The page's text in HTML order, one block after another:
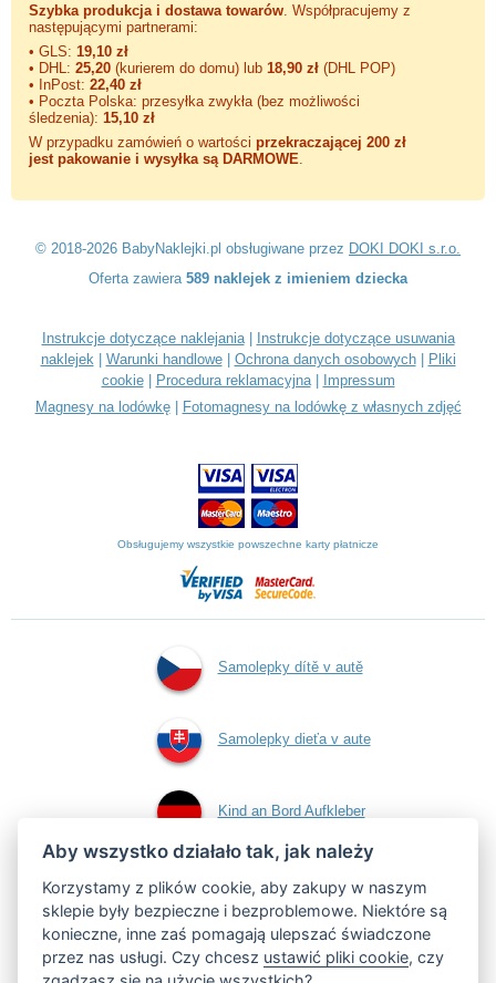
Szybka produkcja i dostawa towarów . Współpracujemy z
następującymi partnerami:
• GLS: 19,10 zł
• DHL: 25,20 (kurierem do domu) lub 18,90 zł (DHL POP)
• InPost: 22,40 zł
• Poczta Polska: przesyłka zwykła (bez możliwości
śledzenia): 15,10 zł
W przypadku zamówień o wartości przekraczającej 200 zł
jest pakowanie i wysyłka są DARMOWE
© 2018-2026 BabyNaklejki.pl obsługiwane przez DOKI DOKI s.r.o.
Oferta zawiera 589 naklejek z imieniem dziecka
Instrukcje dotyczące naklejania|
Instrukcje dotyczące usuwania
naklejek| Warunki handlowe| Ochrona danych osobowych|
Pliki
cookie| Procedura reklamacyjna|
Impressum
Magnesy na lodówkę| Fotomagnesy na lodówkę z własnych zdjęć
Obsługujemy wszystkie powszechne karty płatnicze
Samolepky dítě v autě
Samolepky dieťa v aute
Kind an Bord Aufkleber
Naklejki dziecko w
aucie
Aby wszystko działało tak, jak należy
Korzystamy z plików cookie, aby zakupy w naszym
sklepie były bezpieczne i bezproblemowe. Niektóre są
konieczne, inne zaś pomagają ulepszać świadczone
przez nas usługi. Czy chcesz ustawić pliki cookie, czy